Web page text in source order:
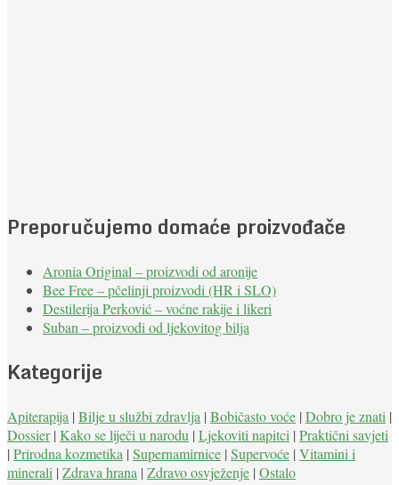
Preporučujemo domaće proizvođače
Aronia Original – proizvodi od aronije
Bee Free – pčelinji proizvodi (HR i SLO)
Destilerija Perković – voćne rakije i likeri
Suban – proizvodi od ljekovitog bilja
Kategorije
Apiterapija | Bilje u službi zdravlja | Bobičasto voće | Dobro je znati |
Dossier| Kako se liječi u narodu | Ljekoviti napitci | Praktični savjeti
| Prirodna kozmetika | Supernamirnice | Supervoće | Vitamini i
minerali | Zdrava hrana | Zdravo osvježenje | Ostalo